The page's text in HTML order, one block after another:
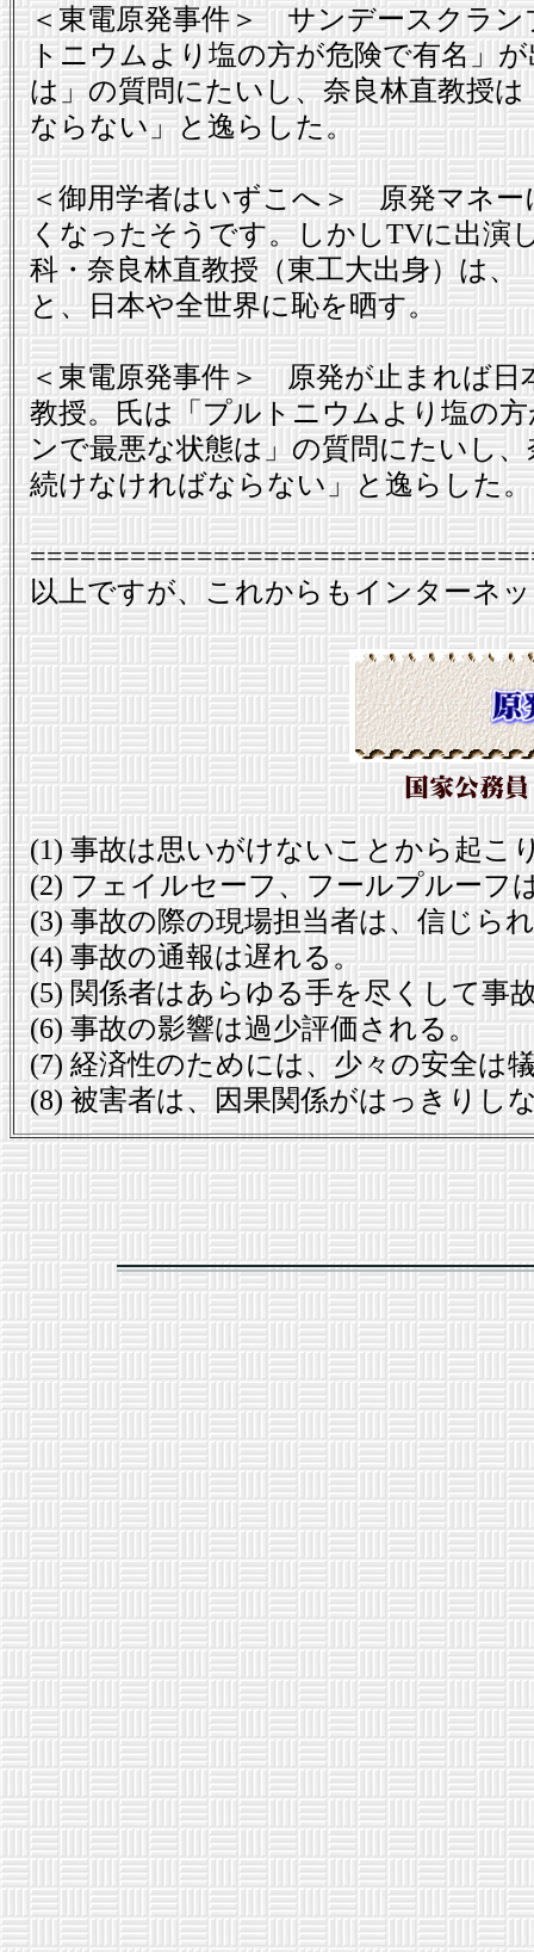
＜東電原発事件＞ サンデースクラン
トニウムより塩の方が危険で有名」
は」の質問にたいし、奈良林直教授
ならない」と逸らした。
＜御用学者はいずこへ＞ 原発マネ
くなったそうです。しかしTVに出演
科・奈良林直教授（東工大出身）は
と、日本や全世界に恥を晒す。
＜東電原発事件＞ 原発が止まれば日
教授。氏は「プルトニウムより塩の
ンで最悪な状態は」の質問にたいし
続けなければならない」と逸らした。
以上ですが、これからもインターネ
(1) 事故は思いがけないことから起こ
(2) フェイルセーフ、フールプルーフ
(3) 事故の際の現場担当者は、信じら
(4) 事故の通報は遅れる。
(5) 関係者はあらゆる手を尽くして事
(6) 事故の影響は過少評価される。
(7) 経済性のためには、少々の安全は
(8) 被害者は、因果関係がはっきりし